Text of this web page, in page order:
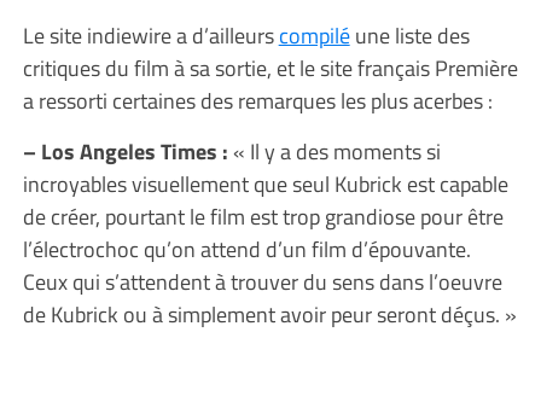
Le site indiewire a d’ailleurscompiléune liste des
critiques du film à sa sortie, et le site français Première
a ressorti certaines des remarques les plus acerbes :
– Los Angeles Times :« Il y a des moments si
incroyables visuellement que seul Kubrick est capable
de créer, pourtant le film est trop grandiose pour être
l’électrochoc qu’on attend d’un film d’épouvante.
Ceux qui s’attendent à trouver du sens dans l’oeuvre
de Kubrick ou à simplement avoir peur seront déçus. »